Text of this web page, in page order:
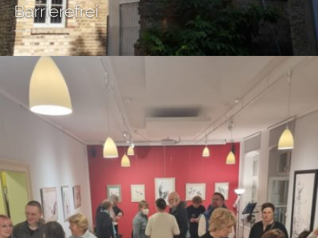
Barrierefrei